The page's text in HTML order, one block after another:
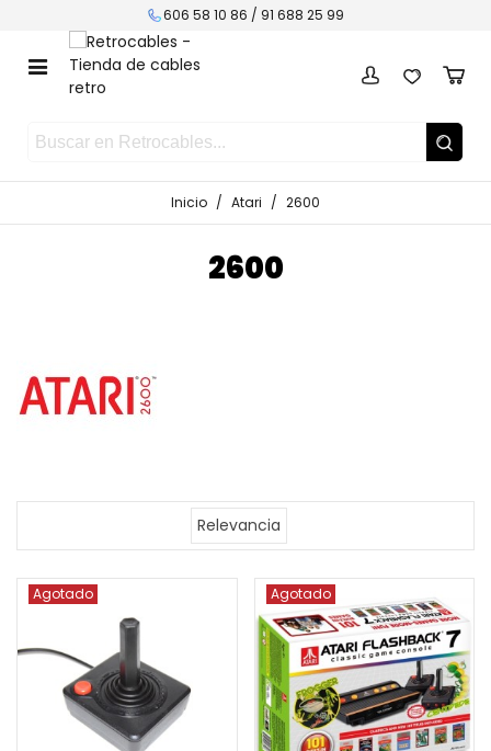
606 58 10 86 / 91 688 25 99
Inicio / Atari / 2600
2600
Relevancia
Agotado Agotado